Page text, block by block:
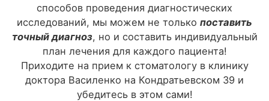
способов проведения диагностических
исследований, мы можем не только поставить
точный диагноз, но и составить индивидуальный
план лечения для каждого пациента!
Приходите на прием к стоматологу в клинику
доктора Василенко на Кондратьевском 39 и
убедитесь в этом сами!